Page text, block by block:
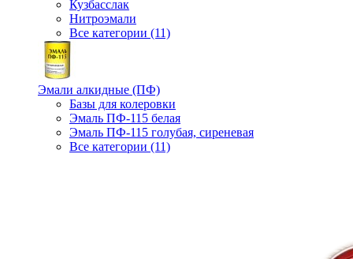
Кузбасслак
Нитроэмали
Все категории (11)
Эмали алкидные (ПФ)
Базы для колеровки
Эмаль ПФ-115 белая
Эмаль ПФ-115 голубая, сиреневая
Все категории (11)